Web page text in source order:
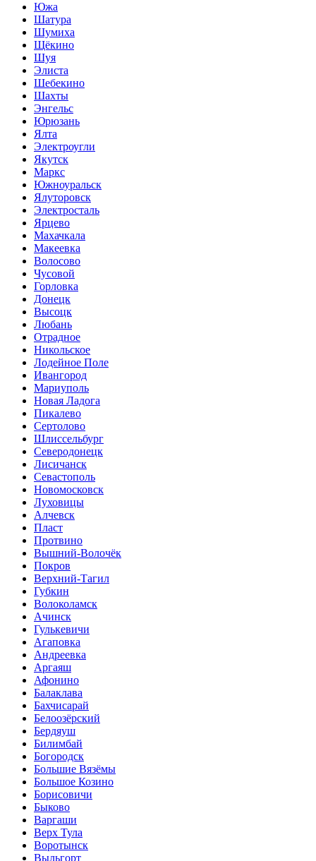
Южа
Шатура
Шумиха
Щёкино
Шуя
Элиста
Шебекино
Шахты
Энгельс
Юрюзань
Ялта
Электроугли
Якутск
Маркс
Южноуральск
Ялуторовск
Электросталь
Ярцево
Махачкала
Макеевка
Волосово
Чусовой
Горловка
Донецк
Высоцк
Любань
Отрадное
Никольское
Лодейное Поле
Ивангород
Мариуполь
Новая Ладога
Пикалево
Сертолово
Шлиссельбург
Северодонецк
Лисичанск
Севастополь
Новомосковск
Луховицы
Алчевск
Пласт
Протвино
Вышний-Волочёк
Покров
Верхний-Тагил
Губкин
Волоколамск
Ачинск
Гулькевичи
Агаповка
Андреевка
Аргаяш
Афонино
Балаклава
Бахчисарай
Белоозёрский
Бердяуш
Билимбай
Богородск
Большие Вязёмы
Большое Козино
Борисовичи
Быково
Варгаши
Верх Тула
Воротынск
Выльгорт